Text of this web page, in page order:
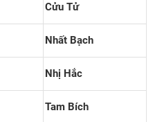
Cửu Tử
Nhất Bạch
Nhị Hắc
Tam Bích